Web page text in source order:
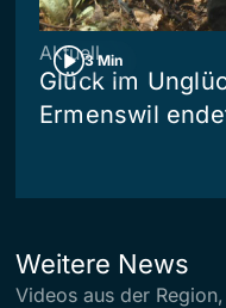
3 Min
Aktuell
Glück im
Ermenswil
Weitere News
Videos aus der